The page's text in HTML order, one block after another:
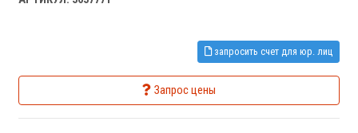
запросить счет для юр. лиц
Запрос цены